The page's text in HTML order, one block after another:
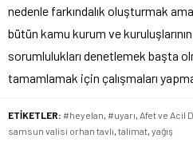
nedenle farkındalık oluşturmak
bütün kamu kurum ve
sorumlulukları denetlemek başta
tamamlamak için çalışmaları
ETİKETLER: #heyelan #uyarı Afet ve Acil
samsun valisi orhan tavlı talimat yağış